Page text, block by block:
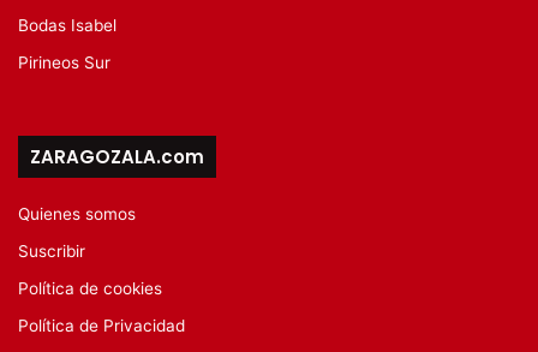
Bodas Isabel
Pirineos Sur
ZARAGOZALA.com
Quienes somos
Suscribir
Política de cookies
Política de Privacidad